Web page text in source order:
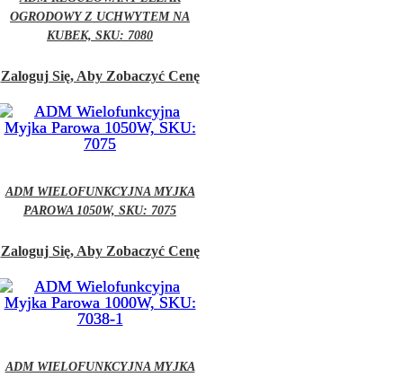
OGRODOWY Z UCHWYTEM NA
KUBEK, SKU: 7080
Zaloguj Się, Aby Zobaczyć Cenę
ADM WIELOFUNKCYJNA MYJKA
PAROWA 1050W, SKU: 7075
Zaloguj Się, Aby Zobaczyć Cenę
ADM WIELOFUNKCYJNA MYJKA